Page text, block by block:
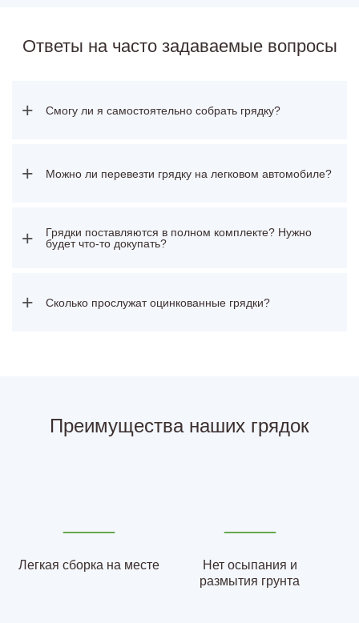
Ответы на часто задаваемые вопросы
+ Смогу ли я самостоятельно собрать грядку?
+ Можно ли перевезти грядку на легковом автомобиле?
+
Грядки поставляются в полном комплекте? Нужно
будет что-то докупать?
+ Сколько прослужат оцинкованные грядки?
Преимущества наших грядок
Легкая сборка на месте
Нет осыпания и
размытия грунта